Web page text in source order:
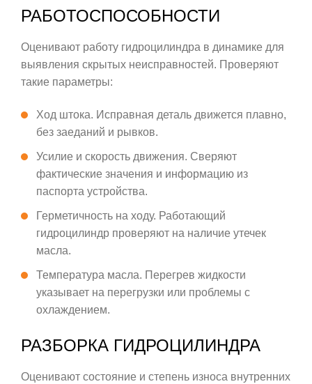
РАБОТОСПОСОБНОСТИ
Оценивают работу гидроцилиндра в динамике для
выявления скрытых неисправностей. Проверяют
такие параметры:
Ход штока. Исправная деталь движется плавно,
без заеданий и рывков.
Усилие и скорость движения. Сверяют
фактические значения и информацию из
паспорта устройства.
Герметичность на ходу. Работающий
гидроцилиндр проверяют на наличие утечек
масла.
Температура масла. Перегрев жидкости
указывает на перегрузки или проблемы с
охлаждением.
РАЗБОРКА ГИДРОЦИЛИНДРА
Оценивают состояние и степень износа внутренних